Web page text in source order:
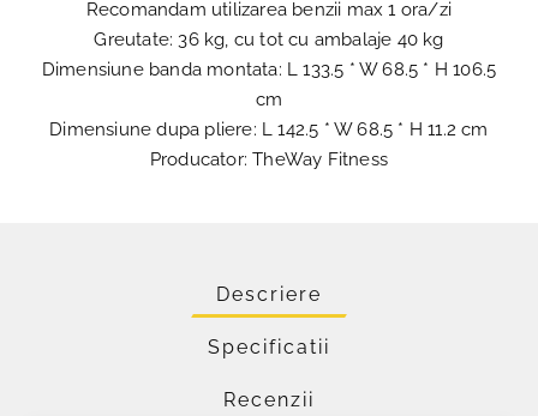
Recomandam utilizarea benzii max 1 ora/zi
Greutate: 36 kg, cu tot cu ambalaje 40 kg
Dimensiune banda montata: L 133.5 * W 68.5 * H 106.5
cm
Dimensiune dupa pliere: L 142.5 * W 68.5 * H 11.2 cm
Producator: TheWay Fitness
Descriere
Specificatii
Recenzii